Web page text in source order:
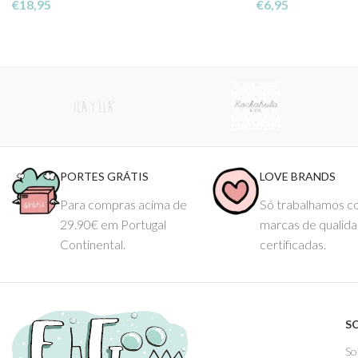
€18,95 €6,95
PORTES GRÁTIS
Para compras acima de
29.90€ em Portugal
Continental.
LOVE BRANDS
Só trabalhamos
marcas de
certificadas.